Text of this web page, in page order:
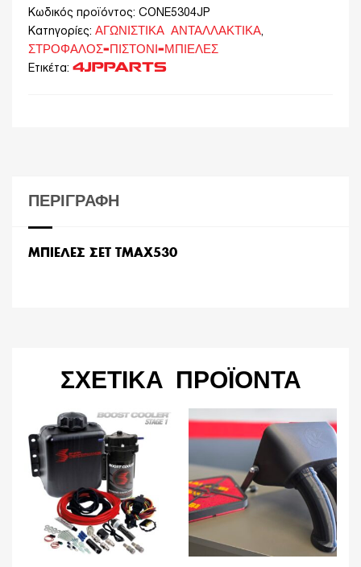
Κωδικός προϊόντος: CONE5304JP
Κατηγορίες: ΑΓΩΝΙΣΤΙΚΑ ΑΝΤΑΛΛΑΚΤΙΚΑ,
ΣΤΡΟΦΑΛΟΣ-ΠΙΣΤΟΝΙ-ΜΠΙΕΛΕΣ
Ετικέτα: 4JPPARTS
ΠΕΡΙΓΡΑΦΉ
ΜΠΙΕΛΕΣ ΣΕΤ TMAX530
ΣΧΕΤΙΚΆ ΠΡΟΪΌΝΤΑ